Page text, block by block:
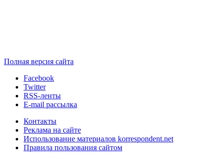
Полная версия сайта
Facebook
Twitter
RSS-ленты
E-mail рассылка
Контакты
Реклама на сайте
Использование материалов korrespondent.net
Правила пользования сайтом